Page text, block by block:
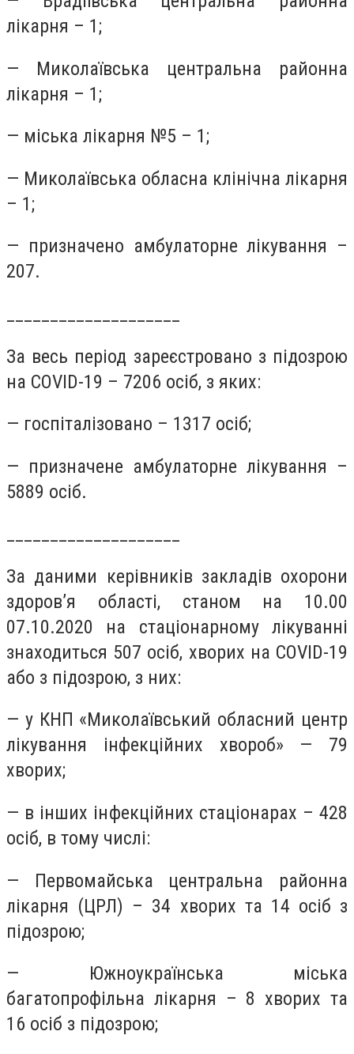
лікарня – 1;
— Миколаївська центральна районна
лікарня – 1;
— міська лікарня №5 – 1;
— Миколаївська обласна клінічна лікарня
– 1;
— призначено амбулаторне лікування –
207.
За весь період зареєстровано з підозрою
на COVID-19 – 7206 осіб, з яких:
— госпіталізовано – 1317 осіб;
— призначене амбулаторне лікування –
5889 осіб.
За даними керівників закладів охорони
здоров’я області, станом на 10.00
07.10.2020 на стаціонарному лікуванні
знаходиться 507 осіб, хворих на COVID-19
або з підозрою, з них:
— у КНП «Миколаївський обласний центр
лікування інфекційних хвороб» — 79
хворих;
— в інших інфекційних стаціонарах – 428
осіб, в тому числі:
— Первомайська центральна районна
лікарня (ЦРЛ) – 34 хворих та 14 осіб з
підозрою;
— Южноукраїнська міська
багатопрофільна лікарня – 8 хворих та
16 осіб з підозрою;